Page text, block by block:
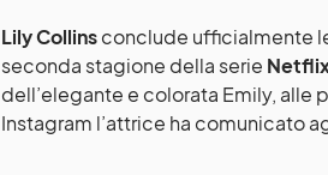
Lily Collinsconclude ufficialmente
seconda stagione della serie
dell’elegante e colorata Emily, alle
Instagram l’attrice ha comunicato